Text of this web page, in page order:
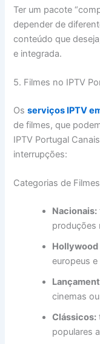
Ter um pacote
depender de
conteúdo que
e integrada.
5. Filmes no IPTV
Osserviços IPTV
de filmes, que
IPTV Portugal
interrupções:
Categorias de Filmes
Nacionais:
produções
europeus
cinemas
Clássicos:
populares